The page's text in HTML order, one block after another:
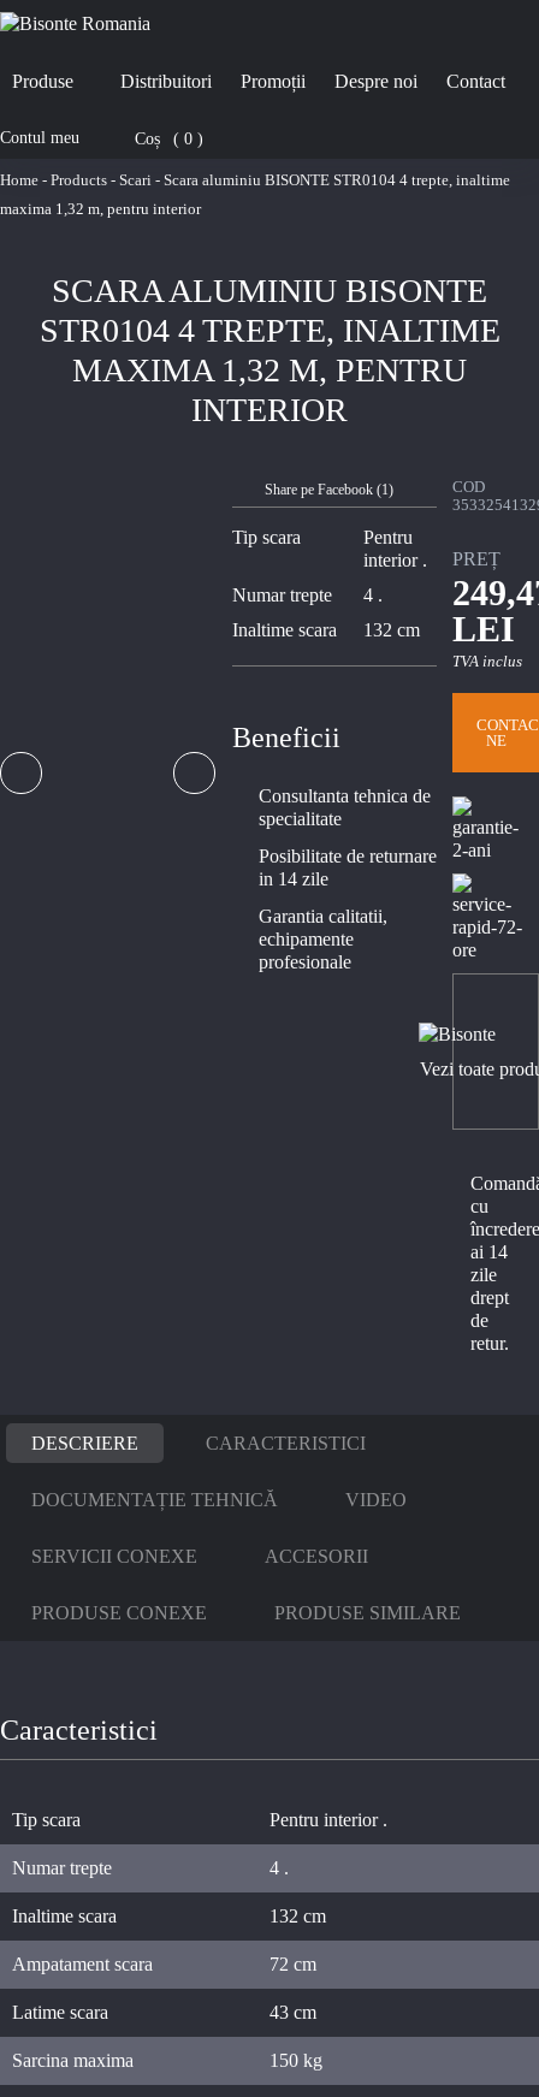
Produse Distribuitori Promoții Despre noi Contact
Contul meu Coș 0
Home - Products - Scari - Scara aluminiu BISONTE STR0104 4 trepte, inaltime
maxima 1,32 m, pentru interior
SCARA ALUMINIU BISONTE
STR0104 4 TREPTE, INALTIME
MAXIMA 1,32 M, PENTRU
INTERIOR
Share pe Facebook (1)
Tip scara
Pentru
interior .
Numar trepte
4 .
Inaltime scara
132 cm
Beneficii
Consultanta tehnica de
specialitate
Posibilitate de returnare
in 14 zile
Garantia calitatii,
echipamente
profesionale
COD
PREȚ
LEI
TVA inclus
NE
Vezi toate
cu
ai 14
zile
drept
de
retur.
DESCRIERE CARACTERISTICI
DOCUMENTAȚIE TEHNICĂ VIDEO
SERVICII CONEXE ACCESORII
PRODUSE CONEXE PRODUSE SIMILARE
Caracteristici
Tip scara Pentru interior .
Numar trepte 4 .
Inaltime scara 132 cm
Ampatament scara 72 cm
Latime scara 43 cm
Sarcina maxima 150 kg